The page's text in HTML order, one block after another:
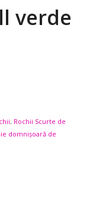
verde
, Rochii Scurte de
domnișoară de